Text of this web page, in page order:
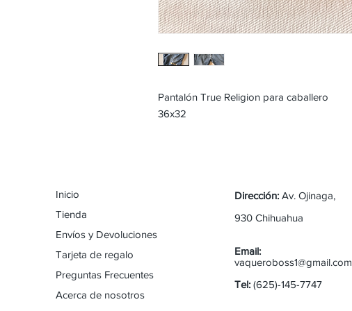
Pantalón True Religion para caballero
36x32
Inicio
Tienda
Envíos y Devoluciones
Tarjeta de regalo
Preguntas Frecuentes
Acerca de nosotros
Dirección: Av. Ojinaga,
930 Chihuahua
Email:
vaqueroboss1@gmail.com
Tel: (625)-145-7747